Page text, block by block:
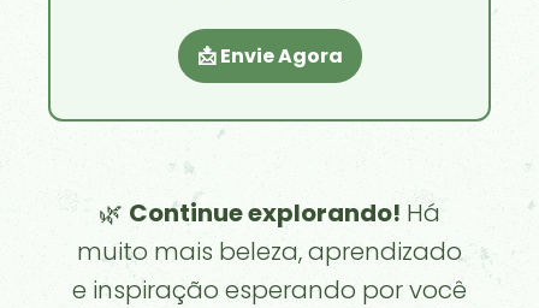
📩 Envie Agora
🌿 Continue explorando! Há
muito mais beleza, aprendizado
e inspiração esperando por você